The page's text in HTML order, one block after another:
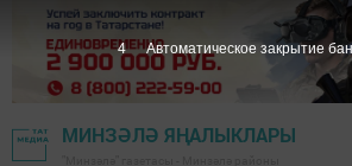
МИНЗӘЛӘ ЯҢАЛЫКЛАРЫ
2 Автоматическое закрытие